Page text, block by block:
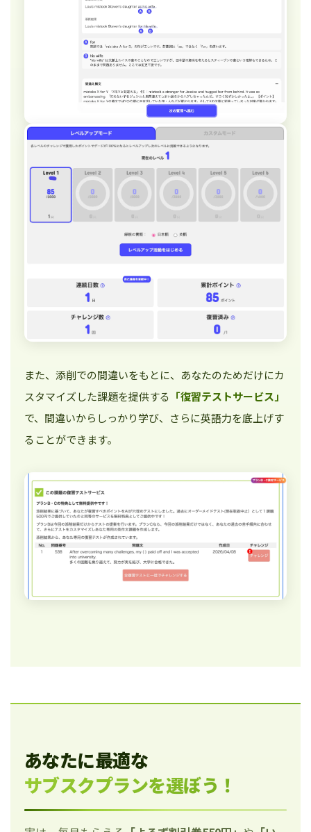
また、添削での間違いをもとに、あなたのためだけにカ
スタマイズした課題を提供する 「復習テストサービス」
で、間違いからしっかり学び、さらに英語力を底上げす
ることができます。
あなたに最適な
サブスクプランを選ぼう！